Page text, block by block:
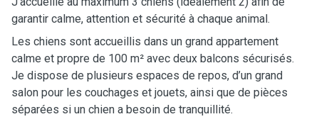
garantir calme, attention et sécurité à chaque animal.
Les chiens sont accueillis dans un grand appartement
calme et propre de 100 m² avec deux balcons sécurisés.
Je dispose de plusieurs espaces de repos, d’un grand
salon pour les couchages et jouets, ainsi que de pièces
séparées si un chien a besoin de tranquillité.